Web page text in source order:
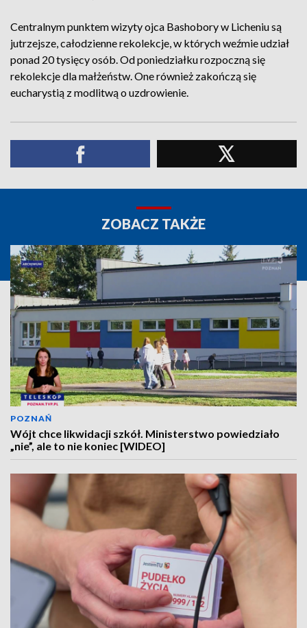
Centralnym punktem wizyty ojca Bashobory w Licheniu są
jutrzejsze, całodzienne rekolekcje, w których weźmie udział
ponad 20 tysięcy osób. Od poniedziałku rozpoczną się
rekolekcje dla małżeństw. One również zakończą się
eucharystią z modlitwą o uzdrowienie.
ZOBACZ TAKŻE
POZNAŃ
Wójt chce likwidacji szkół. Ministerstwo powiedziało
„nie”, ale to nie koniec [WIDEO]